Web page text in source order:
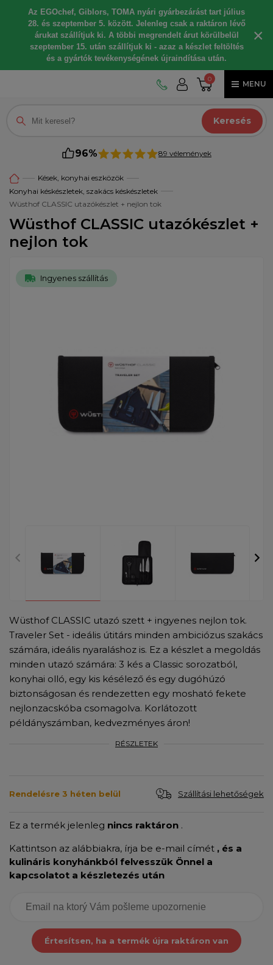
Az EGOchef, Giblors, TOMA nyári gyárbezárást tart július
28. és szeptember 5. között. Jelenleg csak a raktáron lévő
árukat szállítjuk ki. A többi megrendelt árut körülbelül
szeptember 15. után szállítjuk ki - azaz a készlet feltöltés
és a gyártók tevékenységének újraindítása után.
×
0
MENU
Keresés
96% 89 vélemények
Kések, konyhai eszközök
Konyhai késkészletek, szakács késkészletek
Wüsthof CLASSIC utazókészlet + nejlon tok
Wüsthof CLASSIC utazókészlet +
nejlon tok
Ingyenes szállítás
Wüsthof CLASSIC utazó szett + ingyenes nejlon tok.
Traveler Set - ideális útitárs minden ambiciózus szakács
számára, ideális nyaraláshoz is. Ez a készlet a megoldás
minden utazó számára: 3 kés a Classic sorozatból,
konyhai olló, egy kis késélező és egy dugóhúzó
biztonságosan és rendezetten egy mosható fekete
nejlonzacskóba csomagolva. Korlátozott
példányszámban, kedvezményes áron!
RÉSZLETEK
Rendelésre 3 héten belül Szállítási lehetőségek
Ez a termék jelenleg nincs raktáron .
Kattintson az alábbiakra, írja be e-mail címét , és a
kulináris konyhánkból felvesszük Önnel a
kapcsolatot a készletezés után
Értesítsen, ha a termék újra raktáron van